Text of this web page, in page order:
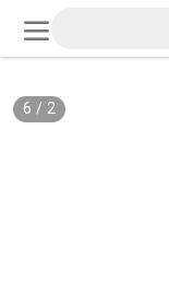
2
/
6